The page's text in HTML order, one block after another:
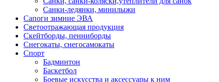
Санки-ледянки, минилыжи
Сапоги зимние ЭВА
Светоотражающая продукция
Скейтборды, пенниборды
Снегокаты, снегосамокаты
Спорт
Бадминтон
Баскетбол
Боевые искусства и аксессуары к ним